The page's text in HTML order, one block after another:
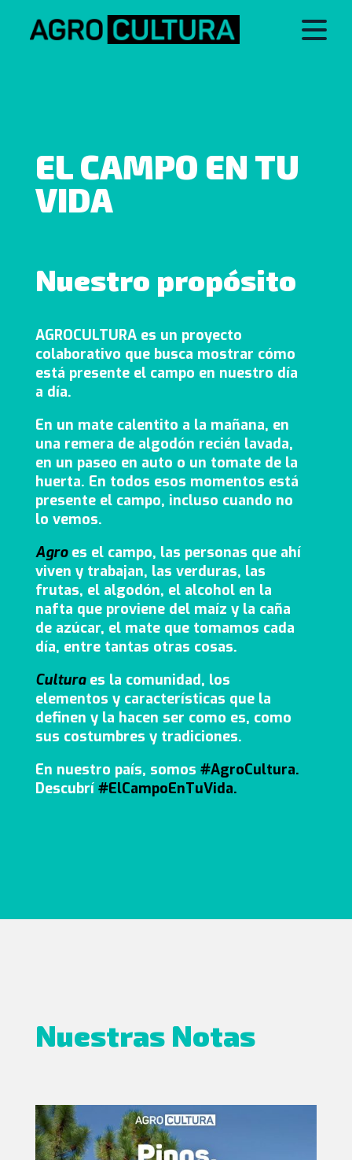
EL CAMPO EN TU
VIDA
Nuestro propósito
AGROCULTURA es un proyecto
colaborativo que busca mostrar cómo
está presente el campo en nuestro día
a día.
En un mate calentito a la mañana, en
una remera de algodón recién lavada,
en un paseo en auto o un tomate de la
huerta. En todos esos momentos está
presente el campo, incluso cuando no
lo vemos.
Agroes el campo, las personas que ahí
viven y trabajan, las verduras, las
frutas, el algodón, el alcohol en la
nafta que proviene del maíz y la caña
de azúcar, el mate que tomamos cada
día, entre tantas otras cosas.
Culturaes la comunidad, los
elementos y características que la
definen y la hacen ser como es, como
sus costumbres y tradiciones.
En nuestro país, somos #AgroCultura.
Descubrí #ElCampoEnTuVida.
Nuestras Notas